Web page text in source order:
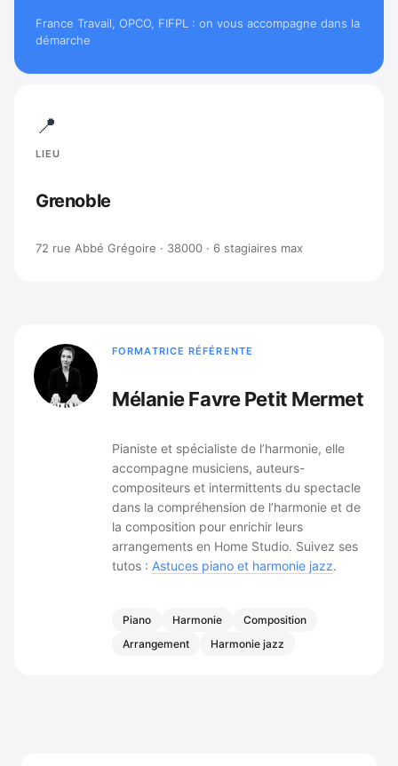
France Travail, OPCO, FIFPL : on vous accompagne dans la
démarche
📍
LIEU
Grenoble
72 rue Abbé Grégoire · 38000 · 6 stagiaires max
FORMATRICE RÉFÉRENTE
Mélanie Favre Petit Mermet
Pianiste et spécialiste de l’harmonie, elle
accompagne musiciens, auteurs-
compositeurs et intermittents du spectacle
dans la compréhension de l’harmonie et de
la composition pour enrichir leurs
arrangements en Home Studio. Suivez ses
tutos : Astuces piano et harmonie jazz.
Piano Harmonie
Composition
Arrangement
Harmonie jazz